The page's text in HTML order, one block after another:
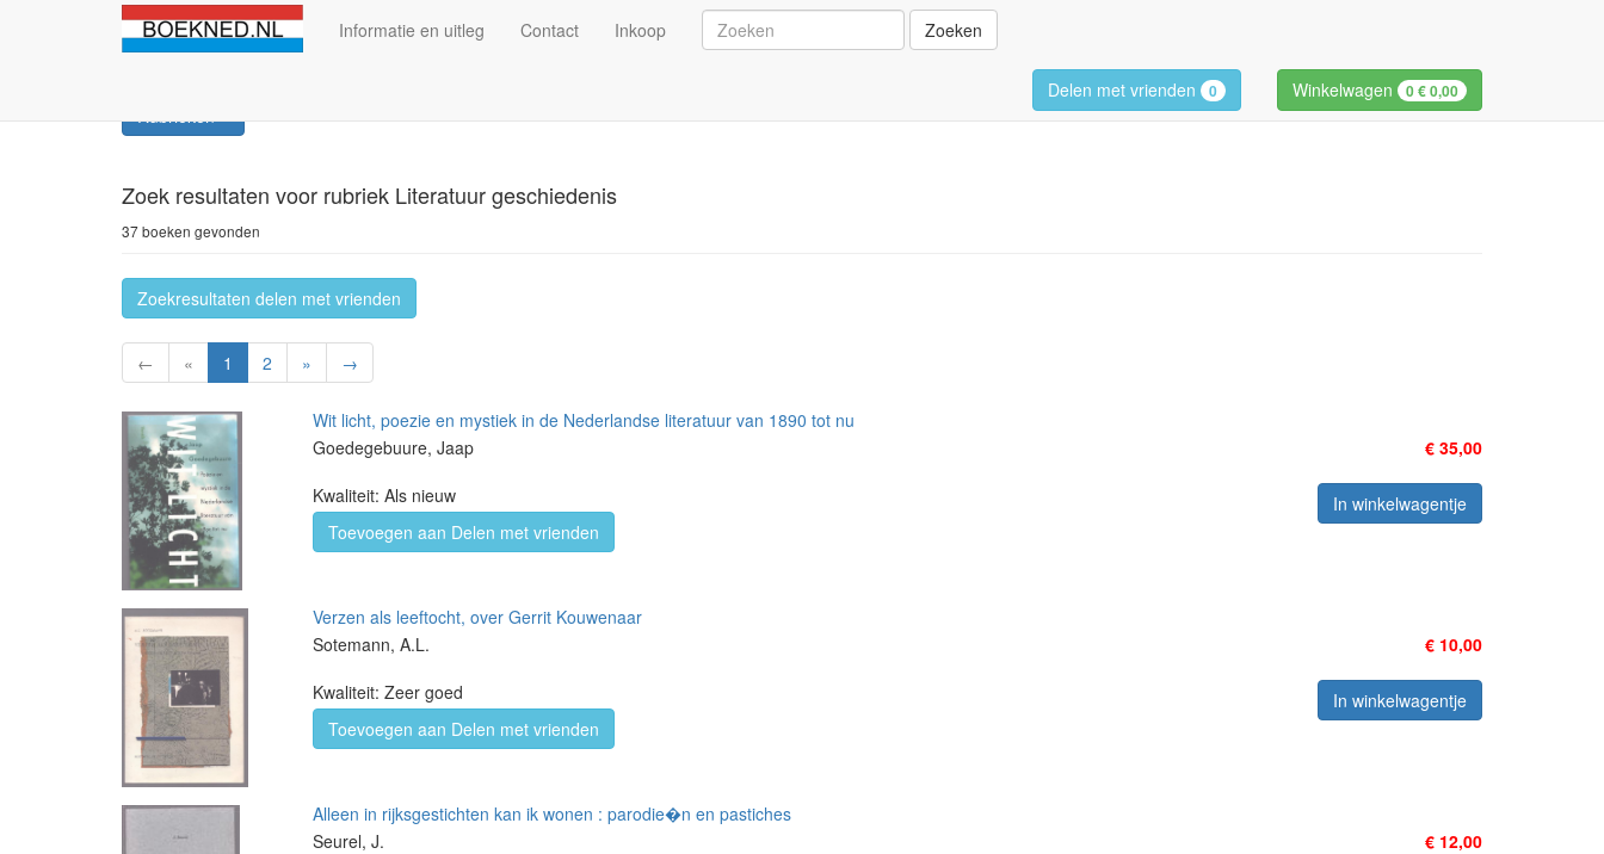
Informatie en uitleg Contact Inkoop Zoeken
Delen met vrienden 0 Winkelwagen 0€ 0,00
Rubrieken
Zoek resultaten voor rubriek Literatuur geschiedenis
37 boeken gevonden
Zoekresultaten delen met vrienden
← « 1 2 » →
Wit licht, poezie en mystiek in de Nederlandse literatuur van 1890 tot nu
Goedegebuure, Jaap
€ 35,00
Kwaliteit: Als nieuw
In winkelwagentje
Toevoegen aan Delen met vrienden
Verzen als leeftocht, over Gerrit Kouwenaar
Sotemann, A.L.
€ 10,00
Kwaliteit: Zeer goed
In winkelwagentje
Toevoegen aan Delen met vrienden
Alleen in rijksgestichten kan ik wonen : parodie�n en pastiches
Seurel, J.
€ 12,00